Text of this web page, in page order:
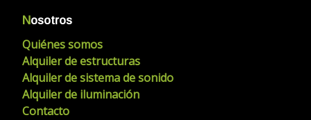
Nosotros
Quiénes somos
Alquiler de estructuras
Alquiler de sistema de sonido
Alquiler de iluminación
Contacto